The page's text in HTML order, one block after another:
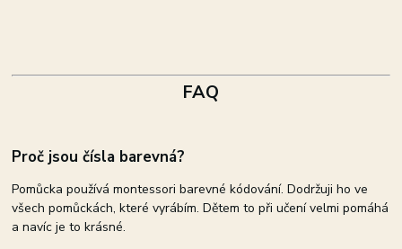
FAQ
Proč jsou čísla barevná?
Pomůcka používá montessori barevné kódování. Dodržuji ho ve
všech pomůckách, které vyrábím. Dětem to při učení velmi pomáhá
a navíc je to krásné.